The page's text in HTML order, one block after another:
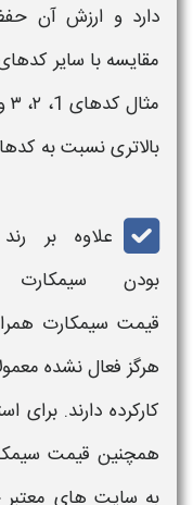
دارد و ارزش آن
مقایسه با سایر
مثال کدهای 1، ۲، ۳ و ۴ در پیش شماره
بالاتری نسبت به
علاوه بر
بودن سیمکارت
قیمت سیمکارت
هرگز فعال نشده
کارکرده دارند. برای
همچنین قیمت
به سایت های معتبر